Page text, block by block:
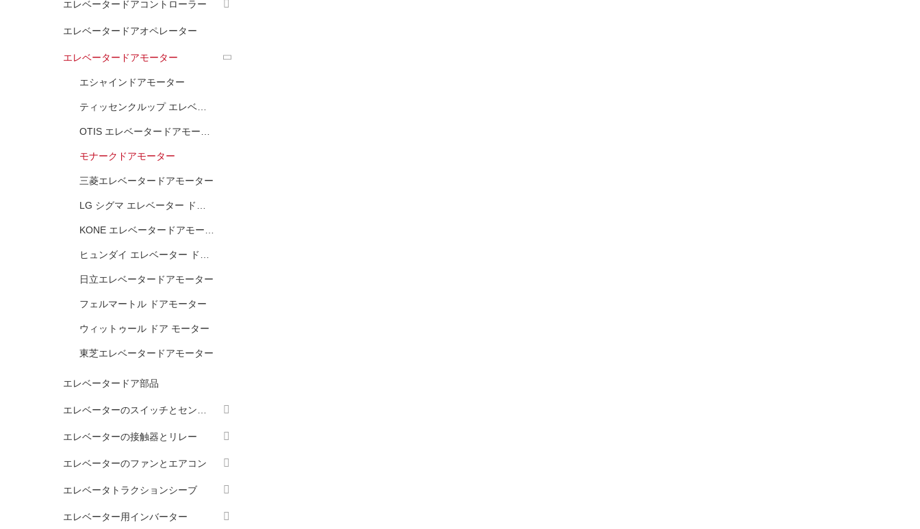
エレベータードアコントローラー
エレベータードアオペレーター
エレベータードアモーター
エシャインドアモーター
モナークドアモーター
三菱エレベータードアモーター
日立エレベータードアモーター
フェルマートル ドアモーター
ウィットゥール ドア モーター
東芝エレベータードアモーター
エレベータードア部品
エレベーターの接触器とリレー
エレベーターのファンとエアコン
エレベータトラクションシーブ
エレベーター用インバーター